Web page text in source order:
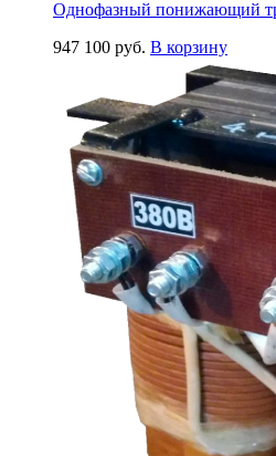
Однофазный понижающий
947 100 руб. В корзину